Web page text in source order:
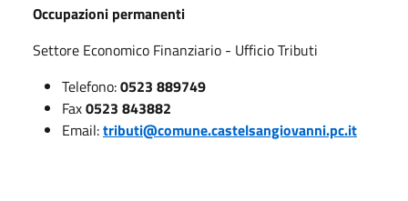
Occupazioni permanenti
Settore Economico Finanziario - Ufficio Tributi
Telefono:0523 889749
Fax0523 843882
Email:tributi@comune.castelsangiovanni.pc.it